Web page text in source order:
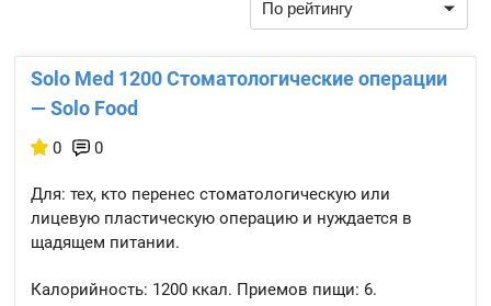
Solo Med 1200 Стоматологические операции
— Solo Food
0 0
Для: тех, кто перенес стоматологическую или
лицевую пластическую операцию и нуждается в
щадящем питании.
Калорийность: 1200 ккал. Приемов пищи: 6.